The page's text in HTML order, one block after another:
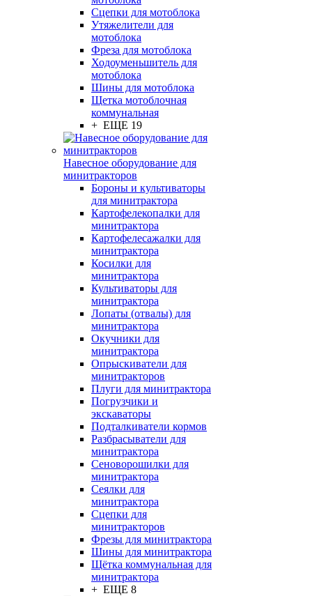
Сцепки для мотоблока
Утяжелители для
мотоблока
Фреза для мотоблока
Ходоуменьшитель для
мотоблока
Шины для мотоблока
Щетка мотоблочная
коммунальная
+ ЕЩЕ 19
Навесное оборудование для
минитракторов
Бороны и культиваторы
для минитрактора
Картофелекопалки для
минитрактора
Картофелесажалки для
минитрактора
Косилки для
минитрактора
Культиваторы для
минитрактора
Лопаты (отвалы) для
минитрактора
Окучники для
минитрактора
Опрыскиватели для
минитракторов
Плуги для минитрактора
Погрузчики и
экскаваторы
Подталкиватели кормов
Разбрасыватели для
минитрактора
Сеноворошилки для
минитрактора
Сеялки для
минитрактора
Сцепки для
минитракторов
Фрезы для минитрактора
Шины для минитрактора
Щётка коммунальная для
минитрактора
+ ЕЩЕ 8